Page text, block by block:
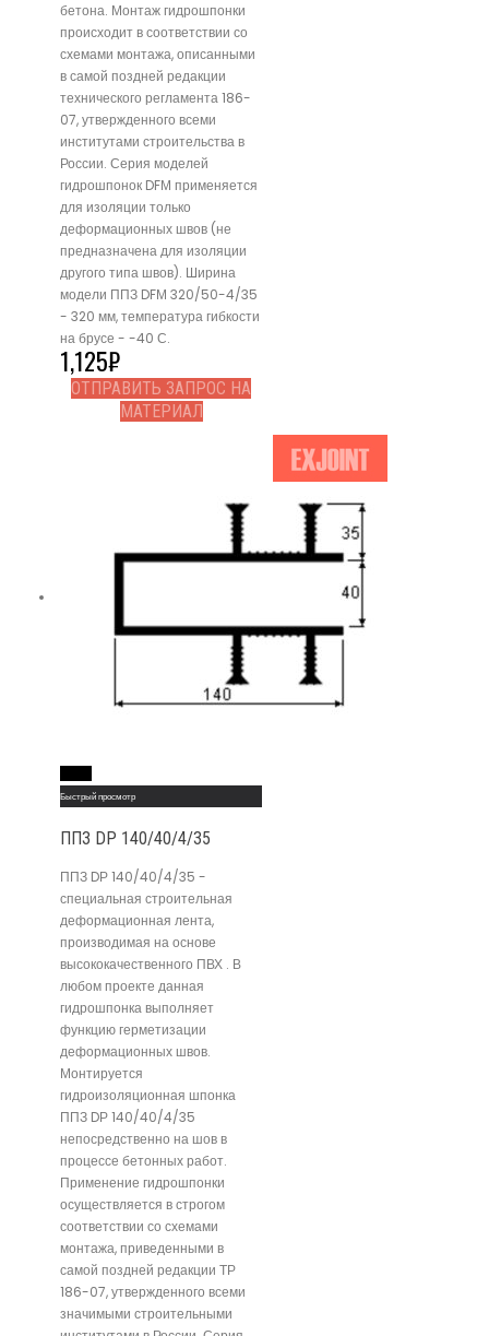
бетона. Монтаж гидрошпонки
происходит в соответствии со
схемами монтажа, описанными
в самой поздней редакции
технического регламента 186-
07, утвержденного всеми
институтами строительства в
России. Серия моделей
гидрошпонок DFМ применяется
для изоляции только
деформационных швов (не
предназначена для изоляции
другого типа швов). Ширина
модели ППЗ DFМ 320/50-4/35
- 320 мм, температура гибкости
на брусе - -40 С.
1,125₽
ОТПРАВИТЬ ЗАПРОС НА
МАТЕРИАЛ
Быстрый просмотр
ППЗ DР 140/40/4/35
ППЗ DР 140/40/4/35 -
специальная строительная
деформационная лента,
производимая на основе
высококачественного ПВХ . В
любом проекте данная
гидрошпонка выполняет
функцию герметизации
деформационных швов.
Монтируется
гидроизоляционная шпонка
ППЗ DР 140/40/4/35
непосредственно на шов в
процессе бетонных работ.
Применение гидрошпонки
осуществляется в строгом
соответствии со схемами
монтажа, приведенными в
самой поздней редакции ТР
186-07, утвержденного всеми
значимыми строительными